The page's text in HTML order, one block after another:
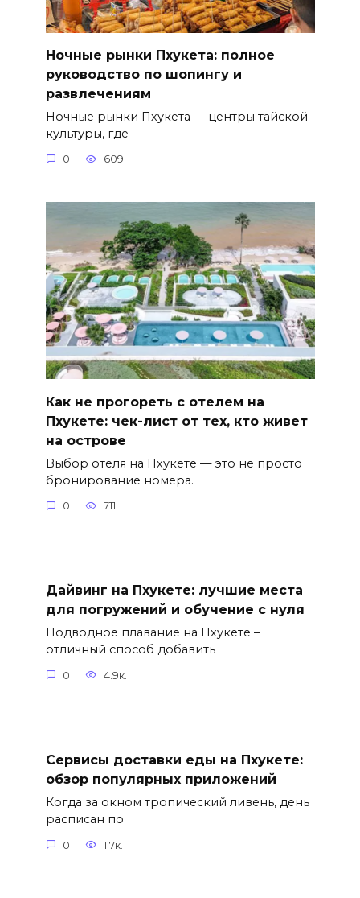
Ночные рынки Пхукета: полное
руководство по шопингу и
развлечениям
Ночные рынки Пхукета — центры тайской
культуры, где
0 609
Как не прогореть с отелем на
Пхукете: чек-лист от тех, кто живет
на острове
Выбор отеля на Пхукете — это не просто
бронирование номера.
0 711
Дайвинг на Пхукете: лучшие места
для погружений и обучение с нуля
Подводное плавание на Пхукете –
отличный способ добавить
0 4.9к.
Сервисы доставки еды на Пхукете:
обзор популярных приложений
Когда за окном тропический ливень, день
расписан по
0 1.7к.